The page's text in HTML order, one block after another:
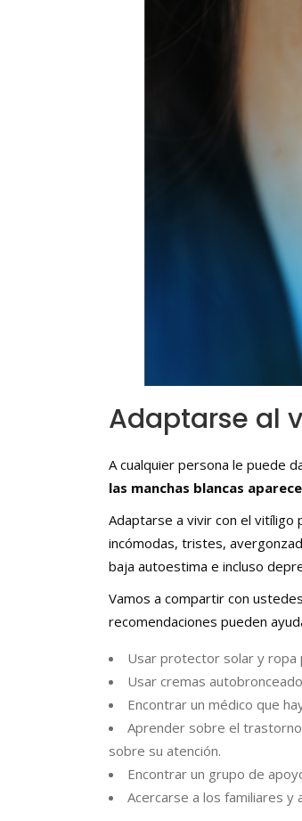
Adaptarse al
A cualquier persona le puede
las manchas blancas
Adaptarse a vivir con el vitíligo
incómodas, tristes,
baja autoestima e incluso
Vamos a compartir con
recomendaciones pueden
Usar protector solar y ropa
Usar cremas
Encontrar un médico que
Aprender sobre el
sobre su atención.
Encontrar un grupo de
Acercarse a los familiares